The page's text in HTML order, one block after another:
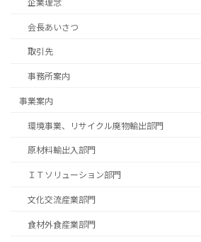
企業理念
会長あいさつ
取引先
事務所案内
事業案内
環境事業、リサイクル廃物輸出部門
原材料輸出入部門
ＩＴソリューション部門
文化交流産業部門
食材外食産業部門